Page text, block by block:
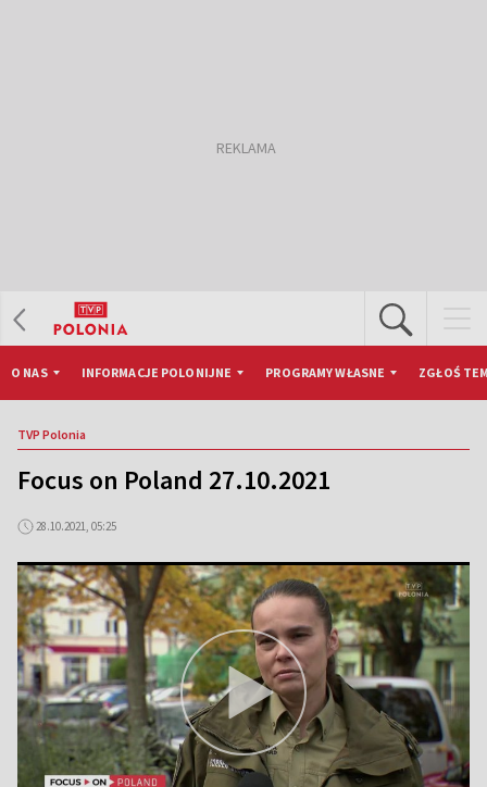
O NAS INFORMACJE POLONIJNE PROGRAMY WŁASNE ZGŁOŚ
TVP Polonia
Focus on Poland 27.10.2021
28.10.2021, 05:25